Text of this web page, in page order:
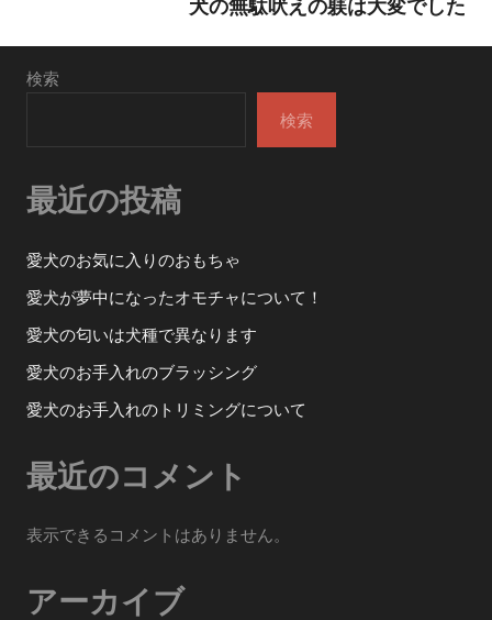
ゲ
ョ
ン
犬の無駄吠えの躾は大変でした
検索
検索
最近の投稿
愛犬のお気に入りのおもちゃ
愛犬が夢中になったオモチャについて！
愛犬の匂いは犬種で異なります
愛犬のお手入れのブラッシング
愛犬のお手入れのトリミングについて
最近のコメント
表示できるコメントはありません。
アーカイブ